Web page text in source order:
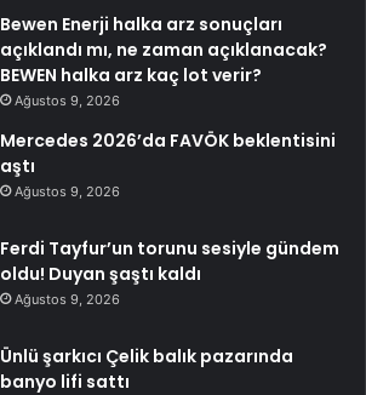
Bewen Enerji halka arz sonuçları
açıklandı mı, ne zaman açıklanacak?
BEWEN halka arz kaç lot verir?
Ağustos 9, 2026
Mercedes 2026’da FAVÖK beklentisini
aştı
Ağustos 9, 2026
Ferdi Tayfur’un torunu sesiyle gündem
oldu! Duyan şaştı kaldı
Ağustos 9, 2026
Ünlü şarkıcı Çelik balık pazarında
banyo lifi sattı